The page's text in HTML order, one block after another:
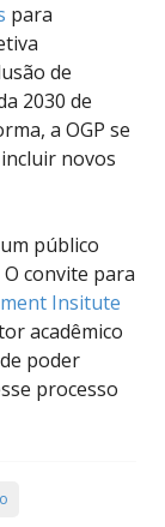
para
de
2030 de
a OGP se
novos
público
convite para
Insitute
acadêmico
poder
processo